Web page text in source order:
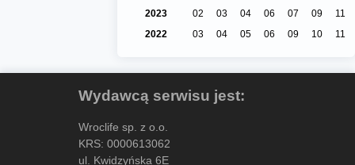
2023
02 03 04 06 07 09
11
2022
03 04 05 06 09 10 11
Wydawcą serwisu jest:
Wroclife sp. z o.o.
KRS: 0000613062
ul. Kwidzyńska 6E